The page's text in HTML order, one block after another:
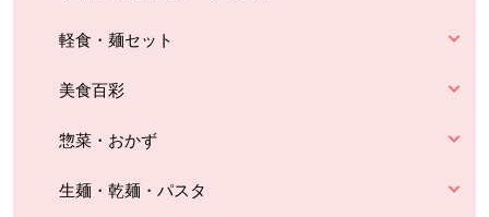
軽食・麺セット
美食百彩
惣菜・おかず
生麺・乾麺・パスタ